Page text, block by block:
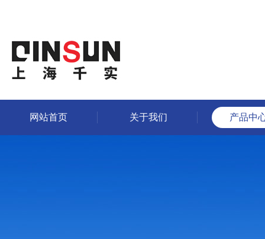
网站首页 关于我们 产品中